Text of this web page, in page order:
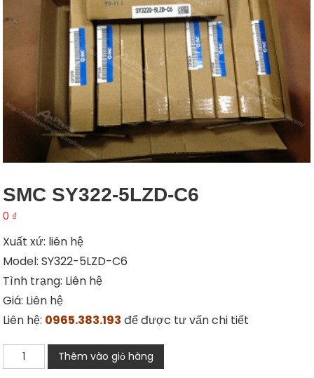
SMC SY322-5LZD-C6
0 ₫
Xuất xứ: liên hệ
Model: SY322-5LZD-C6
Tình trạng: Liên hệ
Giá: Liên hệ
Liên hệ: 0965.383.193 để được tư vấn chi tiết
SMC
SY322-
Thêm vào giỏ hàng